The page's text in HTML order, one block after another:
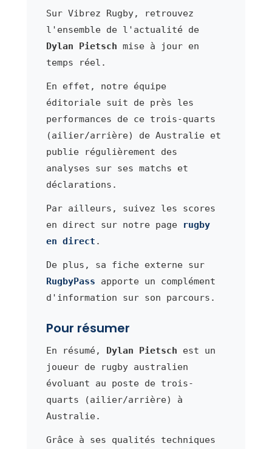
Sur Vibrez Rugby, retrouvez
l'ensemble de l'actualité de
Dylan Pietsch mise à jour en
temps réel.
En effet, notre équipe
éditoriale suit de près les
performances de ce trois-quarts
(ailier/arrière) de Australie et
publie régulièrement des
analyses sur ses matchs et
déclarations.
Par ailleurs, suivez les scores
en direct sur notre page
rugby
en direct .
De plus, sa fiche externe sur
RugbyPass apporte un complément
d'information sur son parcours.
Pour résumer
En résumé, Dylan Pietsch est un
joueur de rugby australien
évoluant au poste de trois-
quarts (ailier/arrière) à
Australie.
Grâce à ses qualités techniques